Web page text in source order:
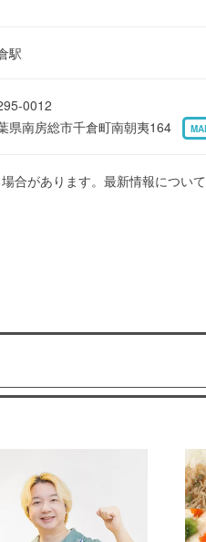
駅
0012
県南房総市千倉町南朝夷164
合があります。最新情報につい